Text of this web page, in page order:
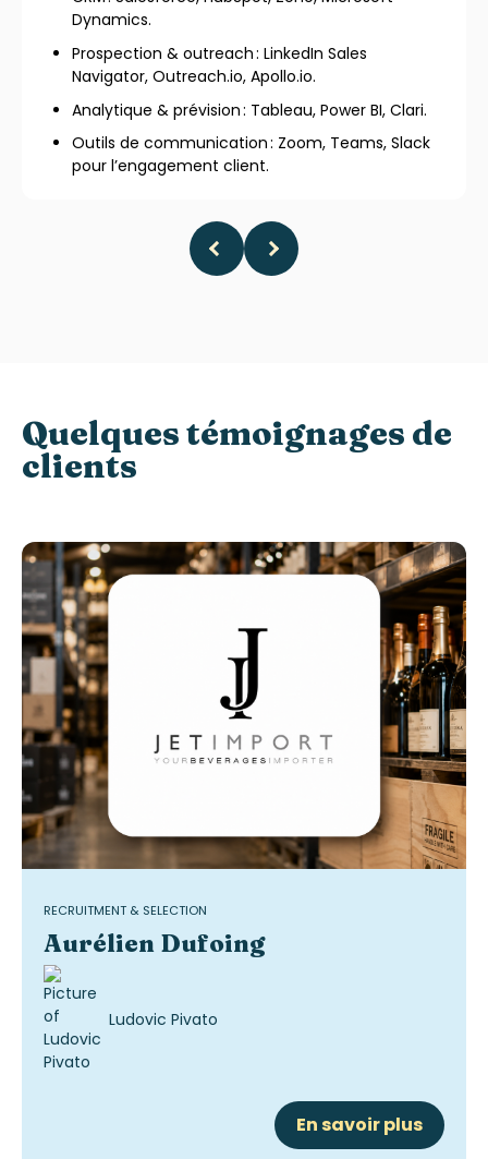
Dynamics.
Prospection & outreach : LinkedIn Sales
Navigator, Outreach.io, Apollo.io.
Analytique & prévision : Tableau, Power BI, Clari.
Outils de communication : Zoom, Teams, Slack
pour l’engagement client.
Quelques témoignages de
clients
RECRUITMENT & SELECTION
Aurélien Dufoing
Ludovic Pivato
En savoir plus